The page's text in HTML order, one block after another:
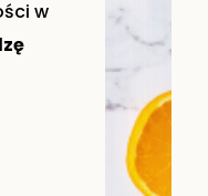
w